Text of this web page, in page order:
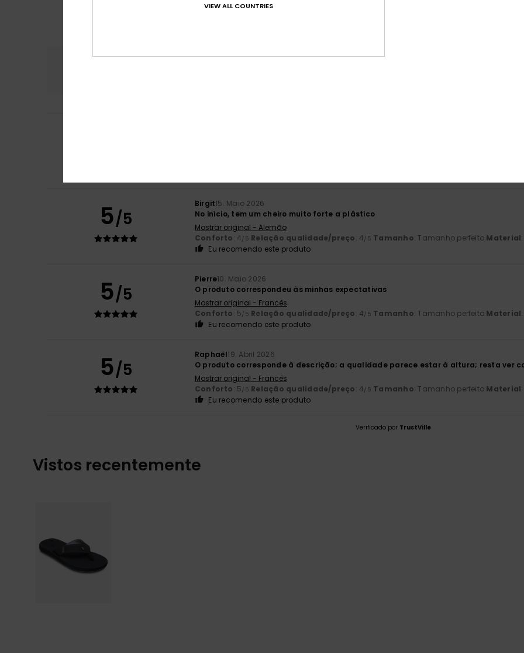
Conforto
Relação qualidade/preço
5/5
Birgit15. Maio 2026
No início, tem um cheiro muito forte a plástico
Mostrar original - Alemão
Conforto: 4 /5 Relação qualidade/preço: 4 /5 Tamanho: Tamanho perfeito Material
Eu recomendo este produto
5/5
Pierre10. Maio 2026
O produto correspondeu às minhas expectativas
Mostrar original - Francês
Conforto: 5 /5 Relação qualidade/preço: 4 /5 Tamanho: Tamanho perfeito Material
Eu recomendo este produto
5/5
Raphaël19. Abril 2026
O produto corresponde à descrição; a qualidade parece estar à altura; resta ver
Mostrar original - Francês
Conforto: 5 /5 Relação qualidade/preço: 4 /5 Tamanho: Tamanho perfeito Material
Eu recomendo este produto
Verificado por TrustVille
Vistos recentemente
VIEW ALL COUNTRIES